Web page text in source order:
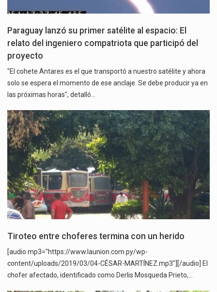
Paraguay lanzó su primer satélite al espacio: El
relato del ingeniero compatriota que participó del
proyecto
"El cohete Antares es el que transportó a nuestro satélite y ahora
solo se espera el momento de ese anclaje. Se debe producir ya en
las próximas horas", detalló…
Tiroteo entre choferes termina con un herido
[audio mp3="https://www.launion.com.py/wp-
content/uploads/2019/03/04-CÉSAR-MARTÍNEZ.mp3"][/audio] El
chofer afectado, identificado como Derlis Mosqueda Prieto,…